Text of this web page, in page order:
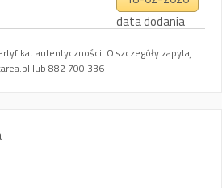
data dodania
autentyczności. O szczegóły zapytaj
lub 882 700 336